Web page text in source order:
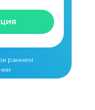
раннем